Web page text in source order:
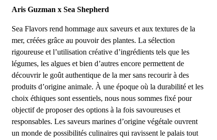
Aris Guzman x Sea Shepherd
Sea Flavors rend hommage aux saveurs et aux textures de la
mer, créées grâce au pouvoir des plantes. La sélection
rigoureuse et l’utilisation créative d’ingrédients tels que les
légumes, les algues et bien d’autres encore permettent de
découvrir le goût authentique de la mer sans recourir à des
produits d’origine animale. À une époque où la durabilité et les
choix éthiques sont essentiels, nous nous sommes fixé pour
objectif de proposer des options à la fois savoureuses et
responsables. Les saveurs marines d’origine végétale ouvrent
un monde de possibilités culinaires qui ravissent le palais tout